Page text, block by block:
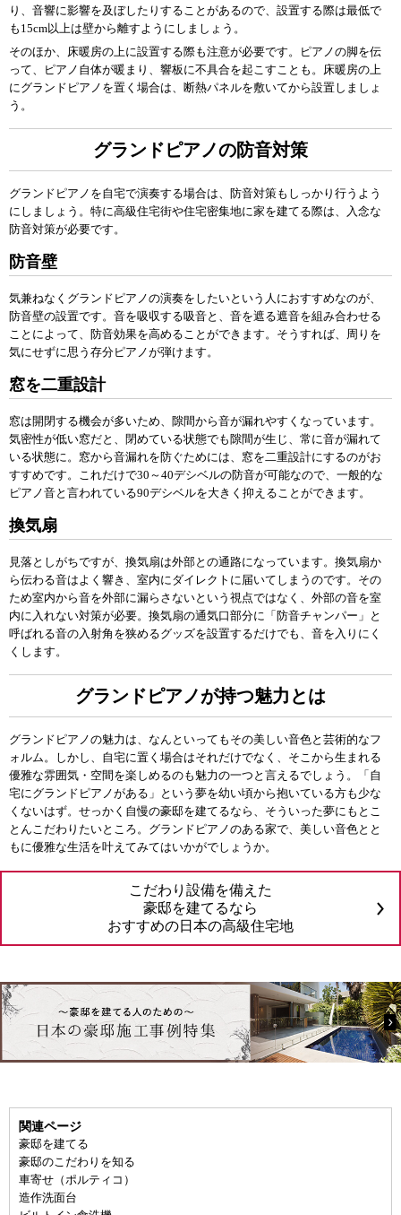
り、音響に影響を及ぼしたりすることがあるので、設置する際は最低で
も15cm以上は壁から離すようにしましょう。
そのほか、床暖房の上に設置する際も注意が必要です。ピアノの脚を伝
って、ピアノ自体が暖まり、響板に不具合を起こすことも。床暖房の上
にグランドピアノを置く場合は、断熱パネルを敷いてから設置しましょ
う。
グランドピアノの防音対策
グランドピアノを自宅で演奏する場合は、防音対策もしっかり行うよう
にしましょう。特に高級住宅街や住宅密集地に家を建てる際は、入念な
防音対策が必要です。
防音壁
気兼ねなくグランドピアノの演奏をしたいという人におすすめなのが、
防音壁の設置です。音を吸収する吸音と、音を遮る遮音を組み合わせる
ことによって、防音効果を高めることができます。そうすれば、周りを
気にせずに思う存分ピアノが弾けます。
窓を二重設計
窓は開閉する機会が多いため、隙間から音が漏れやすくなっています。
気密性が低い窓だと、閉めている状態でも隙間が生じ、常に音が漏れて
いる状態に。窓から音漏れを防ぐためには、窓を二重設計にするのがお
すすめです。これだけで30～40デシベルの防音が可能なので、一般的な
ピアノ音と言われている90デシベルを大きく抑えることができます。
換気扇
見落としがちですが、換気扇は外部との通路になっています。換気扇か
ら伝わる音はよく響き、室内にダイレクトに届いてしまうのです。その
ため室内から音を外部に漏らさないという視点ではなく、外部の音を室
内に入れない対策が必要。換気扇の通気口部分に「防音チャンパー」と
呼ばれる音の入射角を狭めるグッズを設置するだけでも、音を入りにく
くします。
グランドピアノが持つ魅力とは
グランドピアノの魅力は、なんといってもその美しい音色と芸術的なフ
ォルム。しかし、自宅に置く場合はそれだけでなく、そこから生まれる
優雅な雰囲気・空間を楽しめるのも魅力の一つと言えるでしょう。「自
宅にグランドピアノがある」という夢を幼い頃から抱いている方も少な
くないはず。せっかく自慢の豪邸を建てるなら、そういった夢にもとこ
とんこだわりたいところ。グランドピアノのある家で、美しい音色とと
もに優雅な生活を叶えてみてはいかがでしょうか。
こだわり設備を備えた
豪邸を建てるなら
おすすめの日本の高級住宅地
関連ページ
豪邸を建てる
豪邸のこだわりを知る
車寄せ（ポルティコ）
造作洗面台